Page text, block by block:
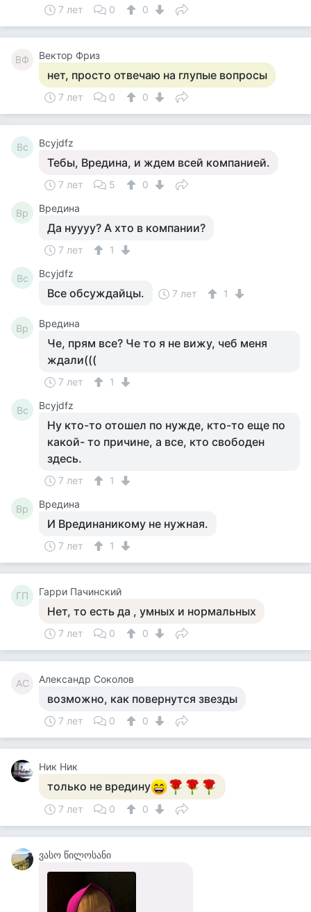
7 лет 0 0
ВФ Вектор Фриз
нет, просто отвечаю на глупые вопросы
7 лет 0 0
Bc Bcyjdfz
Тебы, Вредина, и ждем всей компанией.
7 лет 5 0
Вр Вредина
Да нуууу? А хто в компании?
7 лет 1
Bc Bcyjdfz
Все обсуждайцы. 7 лет 1
Вр Вредина
Че, прям все? Че то я не вижу, чеб меня
ждали(((
7 лет 1
Bc Bcyjdfz
Ну кто-то отошел по нужде, кто-то еще по
какой- то причине, а все, кто свободен
здесь.
7 лет 1
Вр Вредина
И Врединаникому не нужная.
7 лет 1
ГП Гарри Пачинский
Нет, то есть да , умных и нормальных
7 лет 0 0
АС Александр Соколов
возможно, как повернутся звезды
7 лет 0 0
Ник Ник
только не вредину
7 лет 0 0
ვასო წილოსანი